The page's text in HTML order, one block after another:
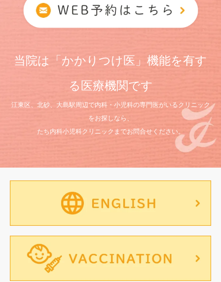
当院は「かかりつけ医」機能を有す
る医療機関です
江東区、北砂、大島駅周辺で内科・小児科の専門医がいるクリニック
をお探しなら、
たち内科小児科クリニックまでお問合せください。